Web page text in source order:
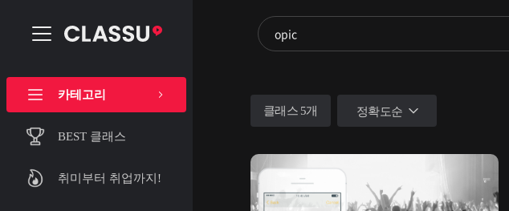
카테고리
BEST 클래스
취미부터 취업까지!
클래스 5개 정확도순